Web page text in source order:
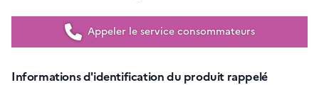
Appeler le service consommateurs
Informations d'identification du produit rappelé